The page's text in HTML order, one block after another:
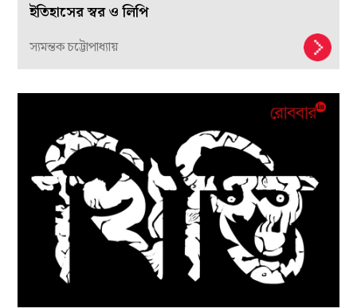
ইতিহাসের স্বর ও লিপি
স্যমন্তক চট্টোপাধ্যায়